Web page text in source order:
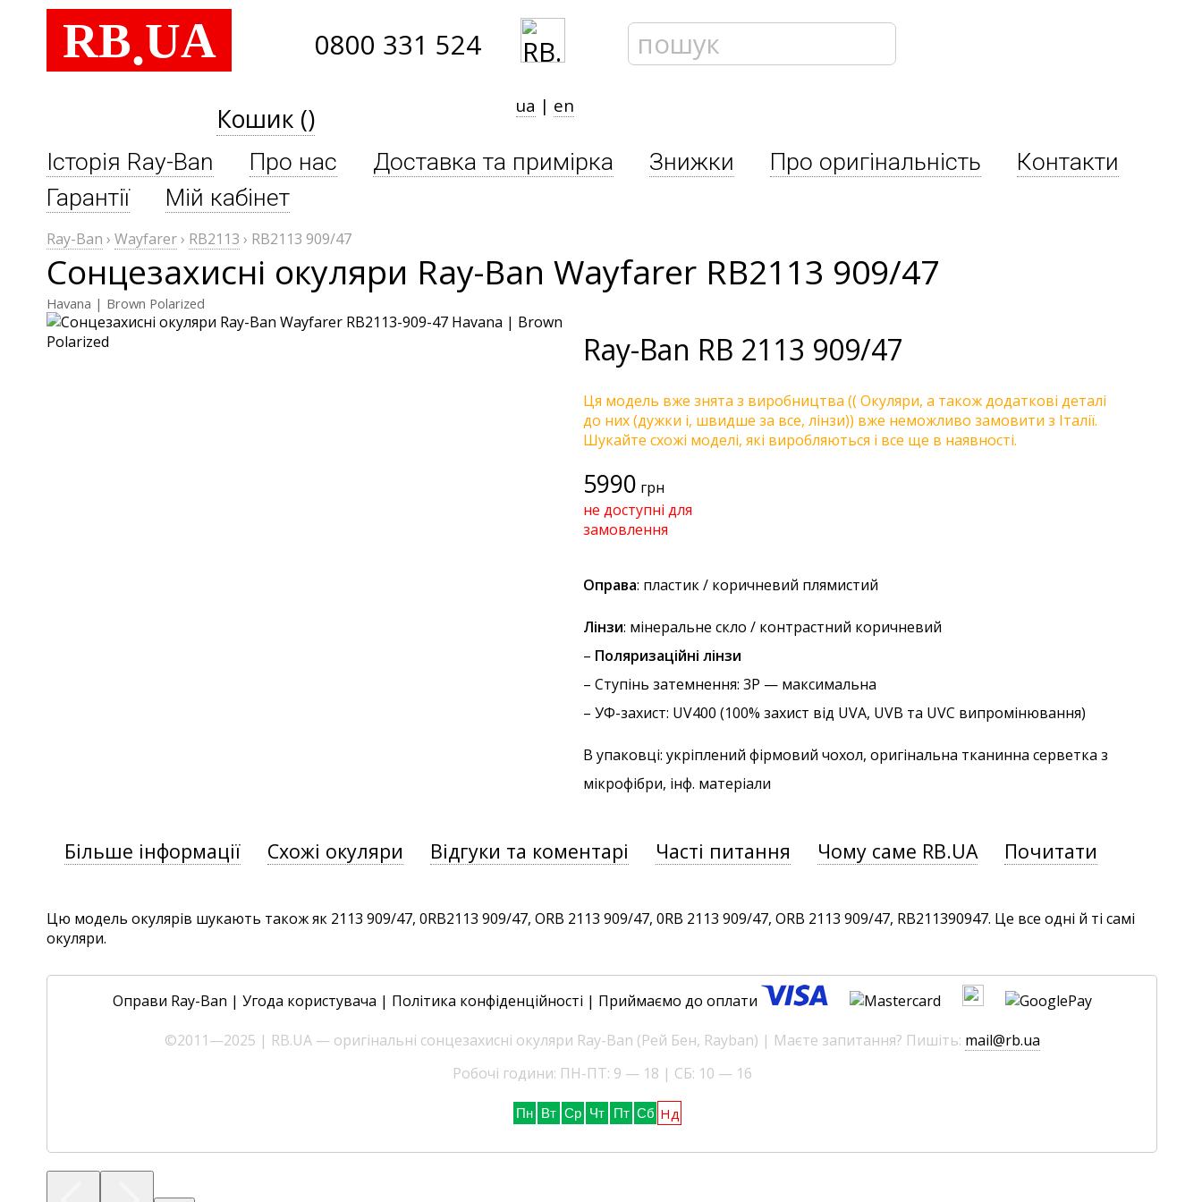
RB.UA 0800 331 524
Кошик () ua | en
Історія Ray-Ban Про нас Доставка та примірка Знижки Про оригінальність
Контакти
Гарантії
Мій кабінет
Ray-Ban › Wayfarer› RB2113 › RB2113 909/47
Сонцезахисні окуляри Ray-Ban Wayfarer RB2113 909/47
Havana | Brown Polarized
Ray-Ban RB 2113 909/47
Ця модель вже знята з виробництва (( Окуляри, а також додаткові деталі
до них (дужки і, швидше за все, лінзи)) вже неможливо замовити з Італії.
Шукайте схожі моделі, які виробляються і все ще в наявності.
5990 грн
не доступні для
замовлення
Оправа: пластик / коричневий плямистий
Лінзи: мінеральне скло / контрастний коричневий
– Поляризаційні лінзи
– Ступінь затемнення: 3P — максимальна
– УФ-захист: UV400 (100% захист від UVA, UVB та UVC випромінювання)
В упаковці: укріплений фірмовий чохол, оригінальна тканинна серветка з
мікрофібри, інф. матеріали
Більше інформації Схожі окуляри Відгуки та коментарі Часті питання Чому саме RB.UA Почитати
Цю модель окулярів шукають також як 2113 909/47, 0RB2113 909/47, ORB 2113 909/47, 0RB 2113 909/47, ORB 2113 909/47, RB211390947. Це все одні й ті самі
окуляри.
Оправи Ray-Ban | Угода користувача | Політика конфіденційності | Приймаємо до оплати
©2011—2025 | RB.UA — оригінальні сонцезахисні окуляри Ray-Ban (Рей Бен, Rayban) | Маєте запитання? Пишіть: mail@rb.ua
Робочі години: ПН-ПТ: 9 — 18 | СБ: 10 — 16
Пн Вт Ср Чт Пт Сб Нд